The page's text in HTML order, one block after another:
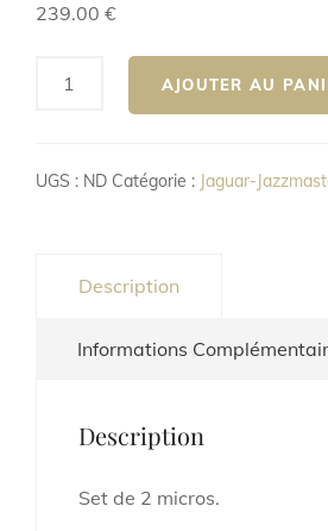
239.00 €
AJOUTER AU
UGS : ND Catégorie : Jaguar-
Description
Informations
Description
Set de 2 micros.